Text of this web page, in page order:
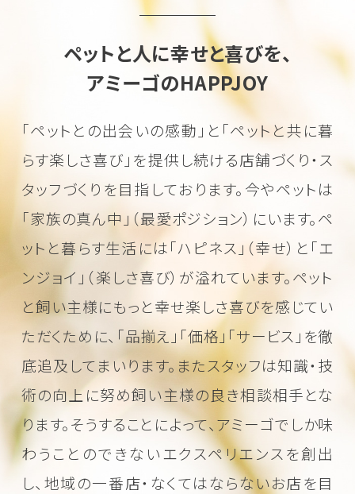
ペットと人に幸せと喜びを、
アミーゴのHAPPJOY
「ペットとの出会いの感動」と「ペットと共に暮
らす楽しさ喜び」を提供し続ける店舗づくり・ス
タッフづくりを目指しております。 今やペットは
「家族の真ん中」（最愛ポジション）にいます。ペ
ットと暮らす生活には「ハピネス」（幸せ）と「エ
ンジョイ」（楽しさ喜び）が溢れています。ペット
と飼い主様にもっと幸せ楽しさ喜びを感じてい
ただくために、 「品揃え」「価格」「サービス」を徹
底追及してまいります。またスタッフは知識・技
術の向上に努め飼い主様の良き相談相手とな
ります。そうすることによって、アミーゴでしか味
わうことのできないエクスペリエンスを創出
し、地域の一番店・なくてはならないお店を目